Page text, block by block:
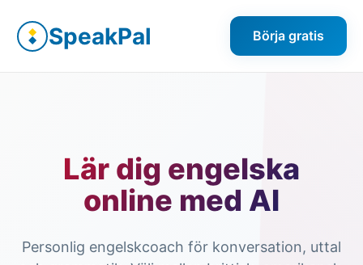
SpeakPal Börja gratis
Lär dig engelska
online med AI
Personlig engelskcoach för konversation, uttal